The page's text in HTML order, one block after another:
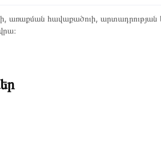
առաքման հավաքածուի,